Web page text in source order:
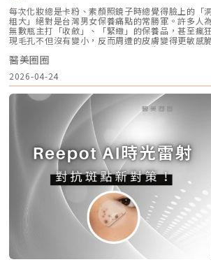
外，Profhilo 完美契合了當前醫美市場「微侵入式
趨勢。它填補了日常保養品與侵入式手術之間的空
限制表情，也不需要像手術拉皮那樣漫長的恢復期
率的現代人來說，這讓它更容易被接受，成為許多
首選。臨床案例分享以下為原廠提供的實際案例
程，觀察治療前後肌膚狀態的變化，供大家參考了
Profhilo常見Q&AQ1：PROFHILO和水光療程有什
膚表層補水，讓皮膚變得水嫩透亮；而PROFHILO
水，還能活化膠原蛋白、彈力蛋白等細胞修復，提
的特點是透過穩定擴散來刺激肌膚自我修復，不靠
改善膚況的人。Q2：可以和電波、音波等療程搭配
療程搭配使用，建議間隔約兩週，具體施打順序與
波、音波術後可加速肌膚修復並延長效果，但需等
Profhilo療程。施打前請務必諮詢醫師，遵從專業
菲洛每年需要打幾次？ 一個完整療程通常包含三次
個月，第三次則可在四到六個月後進行。視個人膚
加強療程，以延續效果。Q4：頸紋、手部老化也
在頸部與手背同樣有良好表現，能改善乾紋與鬆弛
程。Q5：是否適合所有膚質？ 大多數人皆可接受
對玻尿酸過敏者不建議施打。Q6：哪些人適合做
做？Profhilo適合有初期老化、乾燥或鬆弛困擾的
就可以評估施作。特別推薦給希望改善膚況，又不
感的人。Q7：施打Profhilo會很痛嗎？會不會腫
程簡單快速，使用極細針在臉部五個特定位點注射
有暫時性紅腫或小腫塊，通常幾小時內可自然消退
Q8：Profhilo成分天然嗎？會不會引起過敏？
提需要精準的解剖學知識，只有受過原廠培訓的醫
內」將能量發揮到極致。六、 結語：愛美，是為了
說，醫美的意義不在於把妳變成另外一個人，而在
妳」。看著客人在治療後，重新對鏡子裡的自己露
為醫師最大的成就感。我會運用 Ultherapy Prime
技術，結合我對面部結構的美感理解，悉心守護妳
您也對輪廓的流失感到焦慮，或者正猶豫哪種療程
診間，讓我們在一個放鬆、透明的環境下，一起討
畫。
收，進而產生熱能。這些熱能會破壞過度活躍的皮
泌量大幅下降。當沒有過多的油脂，毛孔就不易堵
存的養分，痘痘自然就失去了生長的溫床。2.
保護表皮，大幅提升舒適度既然要用熱能破壞深層
燙傷？這正是 AviClear 的另一項核心專利。機器
藍寶石接觸式冷卻系統。在雷射擊發前、擊發中與
將表皮溫度維持在安全的低溫狀態。這不僅能防止
黑，更大幅降低了療程中的痛感，讓患者在不需要
耐受度而定），也能順利完成治療。AviClear 戰痘
法：抗痘金大PK過去我們面對嚴重的青春痘，「吞
終極解方。然而，隨著光電科技的突破，現代的醫
破壞皮脂腺」的新紀元。目前市面上討論度最高的
AviClear 戰痘雷射與 CAPRI 藍雷射。雖然兩者都
油，但在波長與作用機制上卻有著根本的差異。我
統的口服A酸又有什麼不同？以下為您全面解析。
雷射 vs. CAPRI 藍雷射這兩款都是目前熱門的無藥
致，但「作戰策略」卻截然不同：1. AviClear 戰痘
注皮脂腺的「源頭阻斷」作用原理：搭載專利
「油脂專一性」，能穿透皮膚精準鎖定並加熱肥大
心強項：直接從源頭切斷出油量並破壞痘痘的生長
與控油效果，非常適合追求長期穩定膚況、不想依
藍雷射（1450nm + 450nm）：控油＋殺菌的「雙
合 1450nm 的熱能來縮減皮脂腺（控油），同時
滅表皮的痤瘡桿菌（殺菌）。核心強項：雙管齊下
炎、紅腫的痘痘，具有極佳的立即退紅與消炎效果
積發炎的患者。3. 傳統終極武器：口服A酸（
於全身性的系統性治療。它能全面抑制皮脂腺分泌
每次化妝總是卡粉、素顏照鏡子時總覺得臉上的「
粗大」絕對是台灣男女保養痛點的常勝軍。許多人
無數瓶主打「收斂」、「緊緻」的保養品，甚至瘋
現毛孔不但沒有變小，反而周遭的皮膚變得更敏感
被撐大，就像是被撐鬆的橡皮筋，光靠日常塗抹保
的。想要有效改善毛孔粗大，我們必須先搞懂你的
能對症下藥！這篇文章將帶你從日常保養到專業醫
大的終極對策。為什麼我的毛孔會變大？揭開毛孔
麼解決之前，我們得先抓出讓毛孔變大的罪魁禍首
原因造成的，通常是以下幾個因素交織而成的結果
東油田的擴建工程毛孔是皮脂排出的主要通道。當
達，或是受到氣溫升高、荷爾蒙波動、常吃高油高
大增時，通道就會被迫「擴建」來排出這些大量油
通道堵塞引發的連鎖反應健康的肌膚會自然代謝老
常，這些廢棄角質就會和皮脂、空氣中的髒污混合
孔開口。久而久之，毛孔就像被塞了軟木塞一樣，
毛孔】：膠原蛋白流失的初老警報真皮層中的「膠
就像是撐起毛孔的堅固地基。隨著年齡增長，或是
化」，地基流失、失去支撐力，毛孔邊緣的肌膚就
4. 【缺水型毛孔】：肌膚乾旱造成的表面危機這點
層極度缺水時，毛孔周圍的表皮細胞會像失去水分
無法飽滿排列。在細胞與細胞之間的縫隙變大之下
明顯。5. 【疤痕型毛孔】：手癢硬擠留下的歷史
疤」的範疇。過去長了嚴重的發炎性青春痘，或是
真皮層組織嚴重受損。在傷口修復的過程中產生了
可逆的凹洞。6. 【蟎蟲型毛孔】：隱形的微小房客
醫美圈圈
2026-04-24